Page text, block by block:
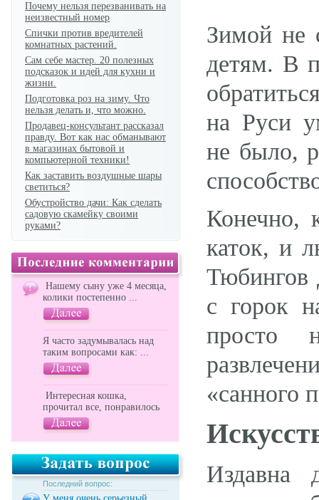
Почему нельзя перезванивать на
неизвестный номер
Спички против вредителей
комнатных растений.
Сам себе мастер. 20 полезных
подсказок и идей для кухни и
жизни.
Подготовка роз на зиму. Что
нельзя делать и, что можно.
Продавец-консультант рассказал
правду. Вот как нас обманывают
в магазинах бытовой и
компьютерной техники!
Как заставить воздушные шары
светиться?
Обустройство дачи: Как сделать
садовую скамейку своими
руками?
Нашему сыну уже 4 месяца,
колики постепенно ...
Я часто задумывалась над
таким вопросами как: ...
Интересная кошка,
прочитал все, понравилось
Последний вопрос:
Зимой не
детям. В
на Руси
не было,
Конечно,
каток, и
Тюбингов
с горок
просто
«санного
Издавна